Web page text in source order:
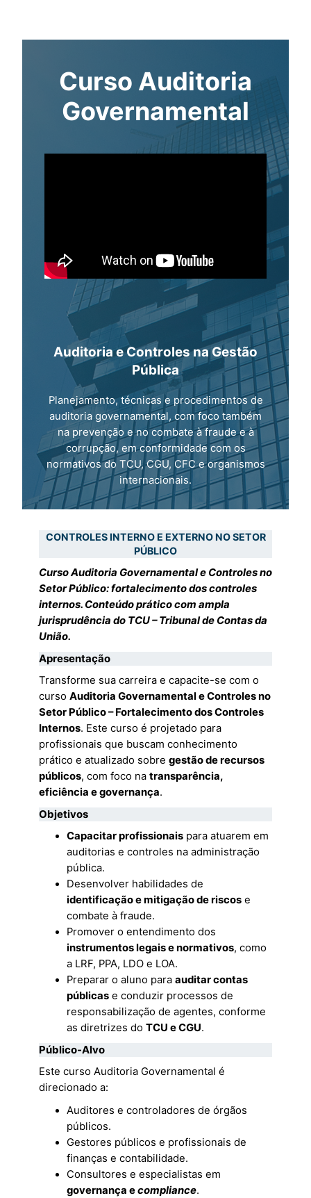
Curso Auditoria
Governamental
Auditoria e Controles na Gestão
Pública
Planejamento, técnicas e procedimentos de
auditoria governamental, com foco também
na prevenção e no combate à fraude e à
corrupção, em conformidade com os
normativos do TCU, CGU, CFC e organismos
internacionais.
CONTROLES INTERNO E EXTERNO NO SETOR
PÚBLICO
Curso Auditoria Governamental e Controles no
Setor Público: fortalecimento dos controles
internos. Conteúdo prático com ampla
jurisprudência do TCU – Tribunal de Contas da
União.
Apresentação
Transforme sua carreira e capacite-se com o
curso Auditoria Governamental e Controles no
Setor Público – Fortalecimento dos Controles
Internos. Este curso é projetado para
profissionais que buscam conhecimento
prático e atualizado sobre gestão de recursos
públicos, com foco na transparência,
eficiência e governança.
Objetivos
Capacitar profissionais para atuarem em
auditorias e controles na administração
pública.
Desenvolver habilidades de
identificação e mitigação de riscos e
combate à fraude.
Promover o entendimento dos
instrumentos legais e normativos, como
a LRF, PPA, LDO e LOA.
Preparar o aluno para auditar contas
públicas e conduzir processos de
responsabilização de agentes, conforme
as diretrizes do TCU e CGU.
Público-Alvo
Este curso Auditoria Governamental é
direcionado a:
Auditores e controladores de órgãos
públicos.
Gestores públicos e profissionais de
finanças e contabilidade.
Consultores e especialistas em
governança ecompliance.